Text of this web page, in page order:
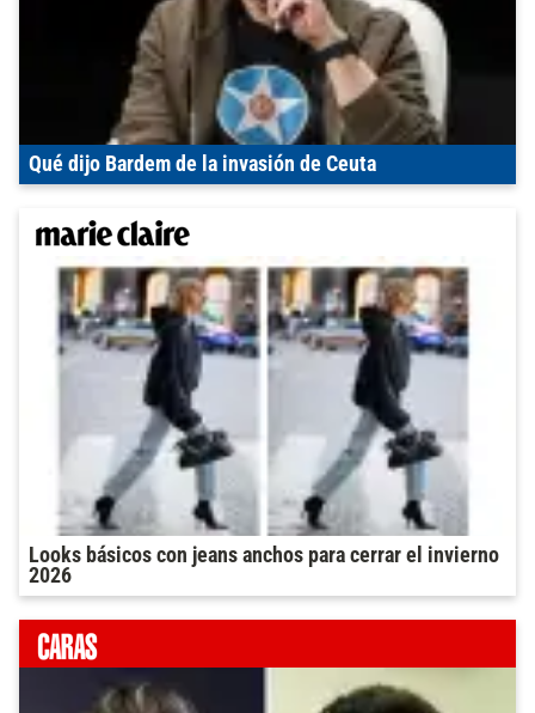
Qué dijo Bardem de la invasión de Ceuta
Looks básicos con jeans anchos para cerrar el invierno
2026